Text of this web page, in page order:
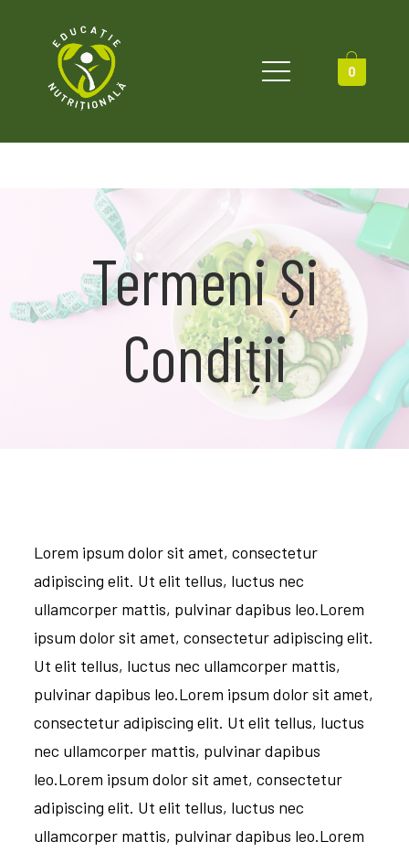
0
Termeni Și
Condiții
Lorem ipsum dolor sit amet, consectetur
adipiscing elit. Ut elit tellus, luctus nec
ullamcorper mattis, pulvinar dapibus leo.Lorem
ipsum dolor sit amet, consectetur adipiscing elit.
Ut elit tellus, luctus nec ullamcorper mattis,
pulvinar dapibus leo.Lorem ipsum dolor sit amet,
consectetur adipiscing elit. Ut elit tellus, luctus
nec ullamcorper mattis, pulvinar dapibus
leo.Lorem ipsum dolor sit amet, consectetur
adipiscing elit. Ut elit tellus, luctus nec
ullamcorper mattis, pulvinar dapibus leo.Lorem